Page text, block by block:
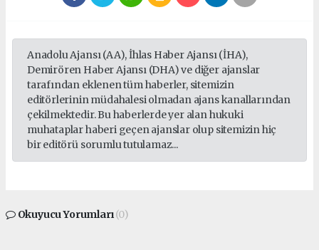
Anadolu Ajansı (AA), İhlas Haber Ajansı (İHA),
Demirören Haber Ajansı (DHA) ve diğer ajanslar
tarafından eklenen tüm haberler, sitemizin
editörlerinin müdahalesi olmadan ajans kanallarından
çekilmektedir. Bu haberlerde yer alan hukuki
muhataplar haberi geçen ajanslar olup sitemizin hiç
bir editörü sorumlu tutulamaz...
Okuyucu Yorumları(0)